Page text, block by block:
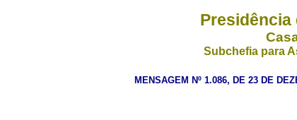
Presidência
Subchefia para
MENSAGEM Nº 1.086, DE 23 DE